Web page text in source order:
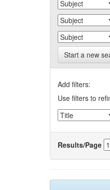
Start a new
Add filters:
Use filters to
Results/Page